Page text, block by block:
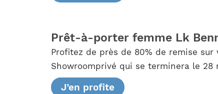
Prêt-à-porter femme Lk
Profitez de près de 80% de remise
Showroomprivé qui se terminera le 28
J’en profite